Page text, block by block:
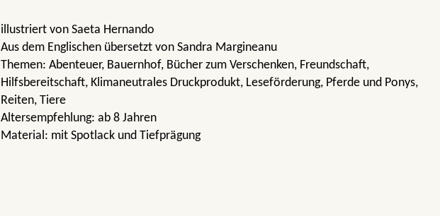
illustriert von Saeta Hernando
Aus dem Englischen übersetzt von Sandra Margineanu
Themen: Abenteuer, Bauernhof, Bücher zum Verschenken, Freundschaft,
Hilfsbereitschaft, Klimaneutrales Druckprodukt, Leseförderung, Pferde und Ponys,
Reiten, Tiere
Altersempfehlung: ab 8 Jahren
Material: mit Spotlack und Tiefprägung